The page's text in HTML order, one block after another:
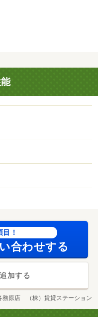
！
合わせする
加する
原店 （株）賃貸ステーション